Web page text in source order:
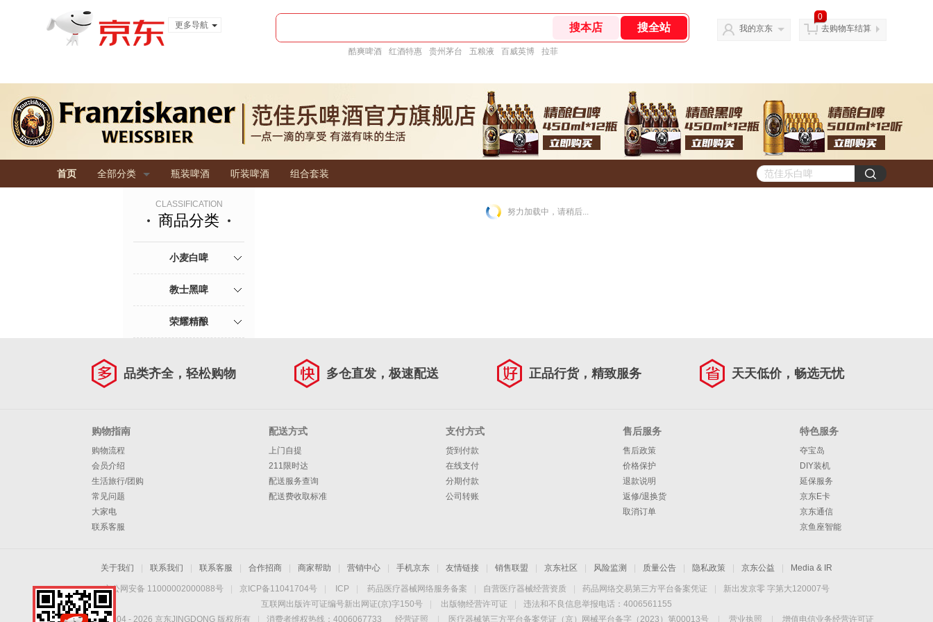
更多导航
酷爽啤酒 红酒特惠 贵州茅台 五粮液 百威英博 拉菲
我的京东
0
去购物车结算
首页 全部分类 瓶装啤酒 听装啤酒 组合套装
CLASSIFICATION
商品分类
小麦白啤
教士黑啤
荣耀精酿
努力加载中，请稍后...
品类齐全，轻松购物 多仓直发，极速配送 正品行货，精致服务 天天低价，畅选无忧
购物指南
购物流程
会员介绍
生活旅行/团购
常见问题
大家电
联系客服
配送方式
上门自提
211限时达
配送服务查询
配送费收取标准
支付方式
货到付款
在线支付
分期付款
公司转账
售后服务
售后政策
价格保护
退款说明
返修/退换货
取消订单
特色服务
夺宝岛
DIY装机
延保服务
京东E卡
京东通信
京鱼座智能
关于我们 联系我们 联系客服 合作招商 商家帮助 营销中心 手机京东 友情链接 销售联盟 京东社区 风险监测 质量公告 隐私政策 京东公益 Media & IR
京公网安备 11000002000088号 京ICP备11041704号 ICP 药品医疗器械网络服务备案 自营医疗器械经营资质 药品网络交易第三方平台备案凭证
新出发京零 字第大120007号
互联网出版许可证编号新出网证(京)字150号
出版物经营许可证
违法和不良信息举报电话：4006561155
Copyright © 2004 - 2026 京东JINGDONG 版权所有 消费者维权热线：4006067733 经营证照 医疗器械第三方平台备案凭证（京）网械平台备字（2023）第00013号 营业执照 增值电信业务经营许可证